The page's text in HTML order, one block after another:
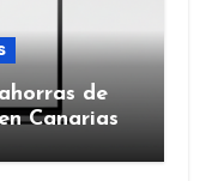
de
Canarias